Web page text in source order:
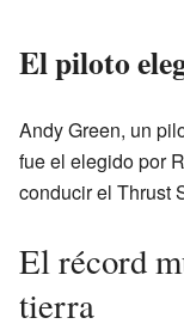
El piloto
Andy Green, un
fue el elegido por
conducir el Thrust
El récord
tierra